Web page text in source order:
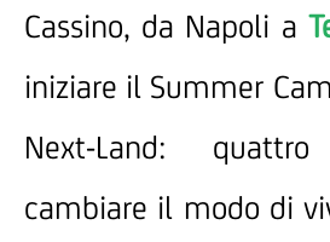
Cassino, da Napoli a
iniziare il Summer
Next-Land:
cambiare il modo di